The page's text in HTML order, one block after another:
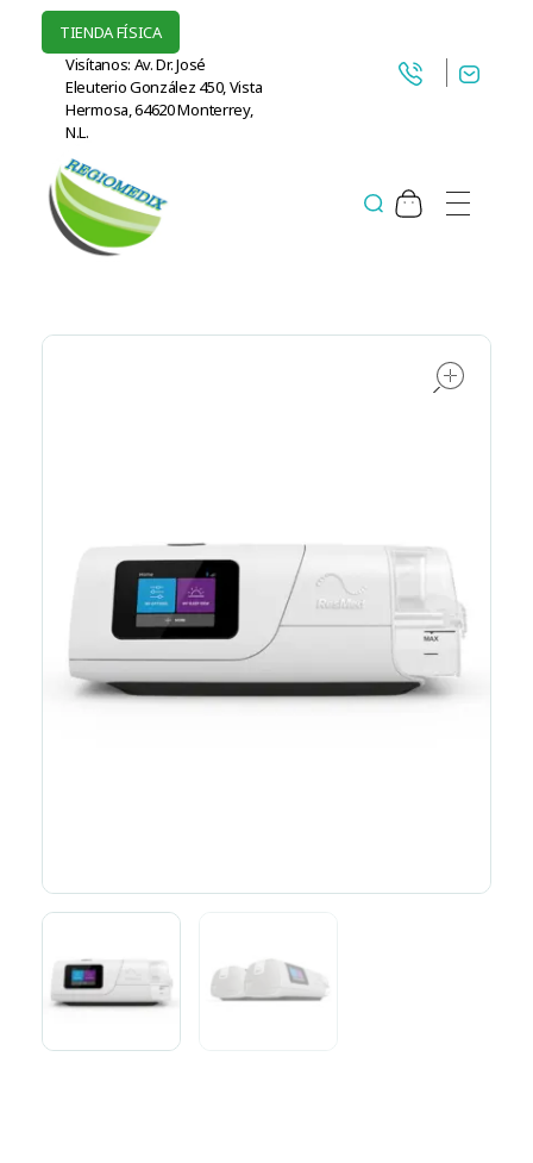
TIENDA FÍSICA
Visítanos: Av. Dr. José
Eleuterio González 450, Vista
Hermosa, 64620 Monterrey,
N.L.